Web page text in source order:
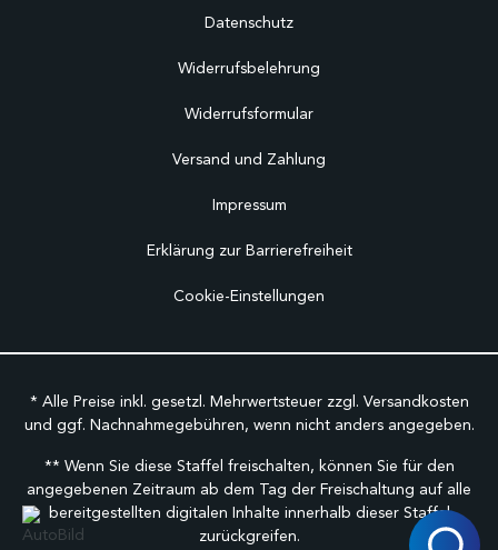
Datenschutz
Widerrufsbelehrung
Widerrufsformular
Versand und Zahlung
Impressum
Erklärung zur Barrierefreiheit
Cookie-Einstellungen
* Alle Preise inkl. gesetzl. Mehrwertsteuer zzgl. Versandkosten
und ggf. Nachnahmegebühren, wenn nicht anders angegeben.
** Wenn Sie diese Staffel freischalten, können Sie für den
angegebenen Zeitraum ab dem Tag der Freischaltung auf alle
bereitgestellten digitalen Inhalte innerhalb dieser Staffel
zurückgreifen.